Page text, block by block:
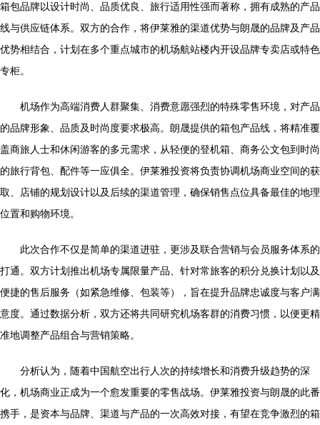
箱包品牌以设计时尚、品质优良、旅行适用性强而著称，拥有成熟的产品
线与供应链体系。双方的合作，将伊莱雅的渠道优势与朗晟的品牌及产品
优势相结合，计划在多个重点城市的机场航站楼内开设品牌专卖店或特色
专柜。
机场作为高端消费人群聚集、消费意愿强烈的特殊零售环境，对产品
的品牌形象、品质及时尚度要求极高。朗晟提供的箱包产品线，将精准覆
盖商旅人士和休闲游客的多元需求，从轻便的登机箱、商务公文包到时尚
的旅行背包、配件等一应俱全。伊莱雅投资将负责协调机场商业空间的获
取、店铺的规划设计以及后续的渠道管理，确保销售点位具备最佳的地理
位置和购物环境。
此次合作不仅是简单的渠道进驻，更涉及联合营销与会员服务体系的
打通。双方计划推出机场专属限量产品、针对常旅客的积分兑换计划以及
便捷的售后服务（如紧急维修、包装等），旨在提升品牌忠诚度与客户满
意度。通过数据分析，双方还将共同研究机场客群的消费习惯，以便更精
准地调整产品组合与营销策略。
分析认为，随着中国航空出行人次的持续增长和消费升级趋势的深
化，机场商业正成为一个愈发重要的零售战场。伊莱雅投资与朗晟的此番
携手，是资本与品牌、渠道与产品的一次高效对接，有望在竞争激烈的箱